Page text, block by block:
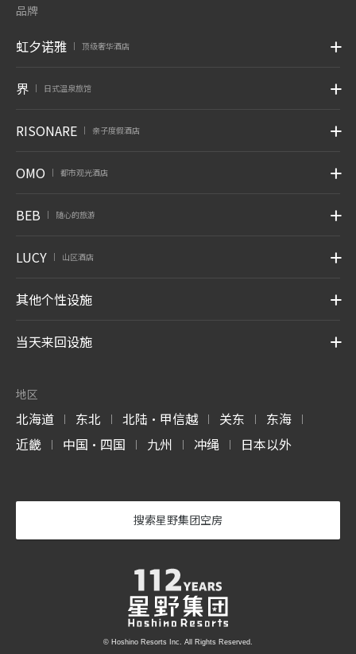
品牌
虹夕诺雅 顶级奢华酒店
界 日式温泉旅馆
RISONARE 亲子度假酒店
OMO 都市观光酒店
BEB 随心的旅游
LUCY 山区酒店
其他个性设施
当天来回设施
地区
北海道 | 东北 | 北陆・甲信越 | 关东 | 东海 |
近畿 | 中国・四国 | 九州 | 冲绳 | 日本以外
搜索星野集团空房
© Hoshino Resorts Inc. All Rights Reserved.